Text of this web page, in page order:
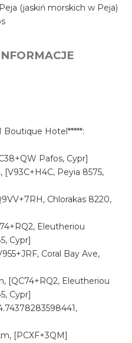
(jaskiń morskich w Peja)
Boutique Hotel*****:
Pafos, Cypr]
[V93C+H4C, Peyia 8575,
Chlorakas 8220,
Eleutheriou
Cypr]
Coral Bay Ave,
[QC74+RQ2, Eleutheriou
Cypr]
[PCXF+3QM]